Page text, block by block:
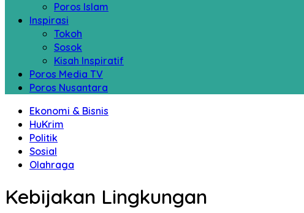
Poros Islam
Inspirasi
Tokoh
Sosok
Kisah Inspiratif
Poros Media TV
Poros Nusantara
Ekonomi & Bisnis
HuKrim
Politik
Sosial
Olahraga
Kebijakan Lingkungan